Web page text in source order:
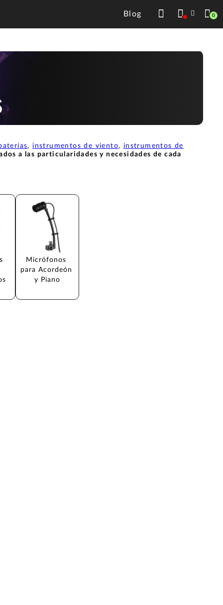
Blog 0
, instrumentos de viento, instrumentos de
a las particularidades y necesidades de cada
Micrófonos
para Acordeón
y Piano